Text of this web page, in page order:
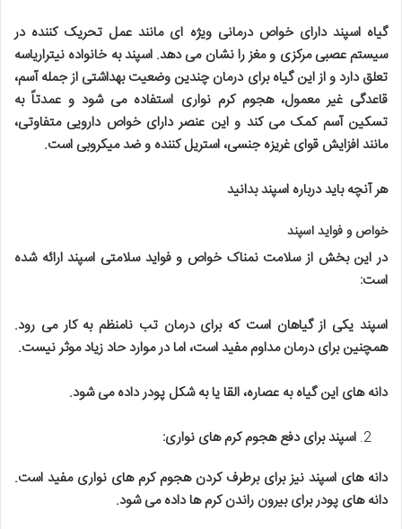
گیاه اسپند دارای خواص درمانی ویژه ای مانند عمل تحریک کننده در
سیستم عصبی مرکزی و مغز را نشان می دهد. اسپند به خانواده نیتراریاسه
تعلق دارد و از این گیاه برای درمان چندین وضعیت بهداشتی از جمله آسم،
قاعدگی غیر معمول، هجوم کرم نواری استفاده می شود و عمدتاً به
تسکین آسم کمک می کند و این عنصر دارای خواص دارویی متفاوتی،
مانند افزایش قوای غریزه جنسی، استریل کننده و ضد میکروبی است.
هر آنچه باید درباره اسپند بدانید
خواص و فواید اسپند
در این بخش از سلامت نمناک خواص و فواید سلامتی اسپند ارائه شده
است:
اسپند یکی از گیاهان است که برای درمان تب نامنظم به کار می رود.
همچنین برای درمان مداوم مفید است، اما در موارد حاد زیاد موثر نیست.
دانه های این گیاه به عصاره، القا یا به شکل پودر داده می شود.
اسپند برای دفع هجوم کرم های نواری:
دانه های اسپند نیز برای برطرف کردن هجوم کرم های نواری مفید است.
دانه های پودر برای بیرون راندن کرم ها داده می شود.